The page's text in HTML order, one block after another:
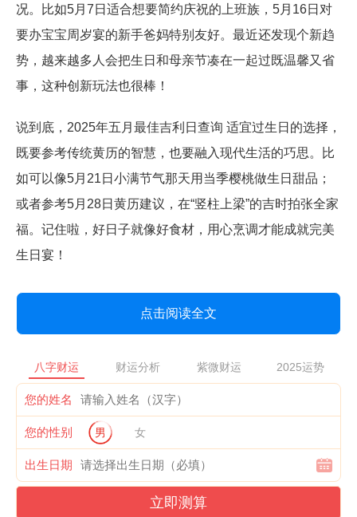
况。比如5月7日适合想要简约庆祝的上班族，5月16日对
要办宝宝周岁宴的新手爸妈特别友好。最近还发现个新趋
势，越来越多人会把生日和母亲节凑在一起过既温馨又省
事，这种创新玩法也很棒！
说到底，2025年五月最佳吉利日查询 适宜过生日的选择，
既要参考传统黄历的智慧，也要融入现代生活的巧思。比
如可以像5月21日小满节气那天用当季樱桃做生日甜品；
或者参考5月28日黄历建议，在“竖柱上梁”的吉时拍张全家
福。记住啦，好日子就像好食材，用心烹调才能成就完美
生日宴！
点击阅读全文
八字财运 财运分析 紫微财运 2025运势
您的姓名
您的性别 男 女
出生日期
立即测算